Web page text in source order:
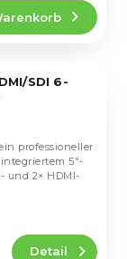
SDI 6-
Detail
professioneller
5"-
und 2× HDMI-